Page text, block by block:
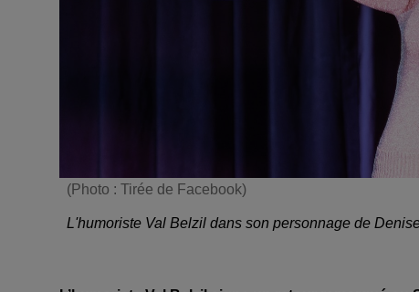
(Photo : Tirée de Facebook)
L'humoriste Val Belzil dans son personnage de